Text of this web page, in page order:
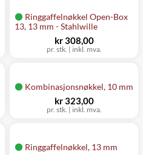
Ringgaffelnøkkel Open-Box
13, 13 mm - Stahlwille
pr. stk. | inkl. mva.
kr 308,00
Kombinasjonsnøkkel, 10 mm
pr. stk. | inkl. mva.
kr 323,00
Ringgaffelnøkkel, 13 mm